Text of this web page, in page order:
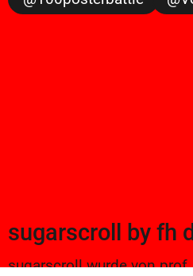
sugarscroll by fh
sugarscroll wurde von